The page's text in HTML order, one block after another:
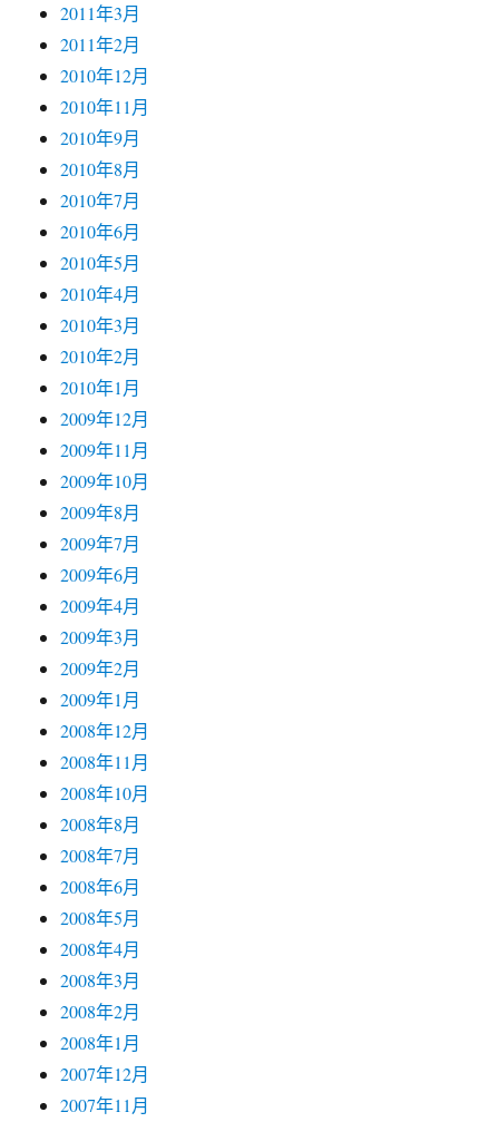
2011年3月
2011年2月
2010年12月
2010年11月
2010年9月
2010年8月
2010年7月
2010年6月
2010年5月
2010年4月
2010年3月
2010年2月
2010年1月
2009年12月
2009年11月
2009年10月
2009年8月
2009年7月
2009年6月
2009年4月
2009年3月
2009年2月
2009年1月
2008年12月
2008年11月
2008年10月
2008年8月
2008年7月
2008年6月
2008年5月
2008年4月
2008年3月
2008年2月
2008年1月
2007年12月
2007年11月